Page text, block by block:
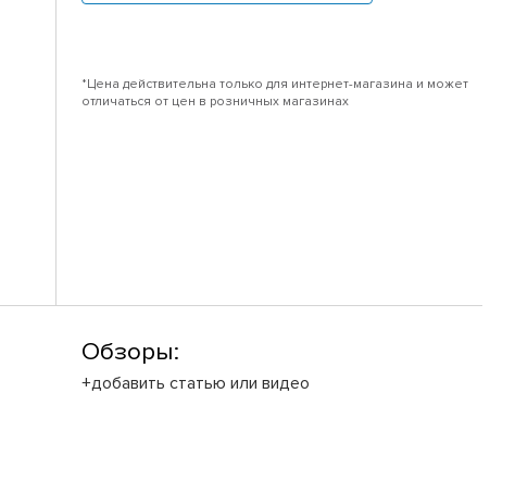
*Цена действительна только для интернет-магазина и может
отличаться от цен в розничных магазинах
Обзоры:
+добавить статью или видео